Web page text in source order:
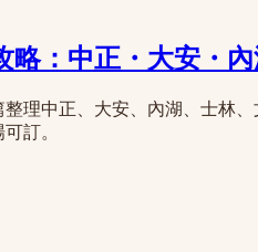
：中正・大安・
理中正、大安、內湖、士林
訂。